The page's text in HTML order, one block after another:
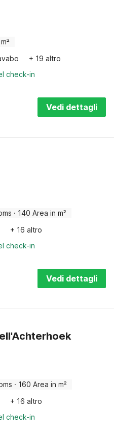
+ 19 altro
check-in
Vedi dettagli
· 140 Area in m²
+ 16 altro
check-in
Vedi dettagli
· 160 Area in m²
+ 16 altro
check-in